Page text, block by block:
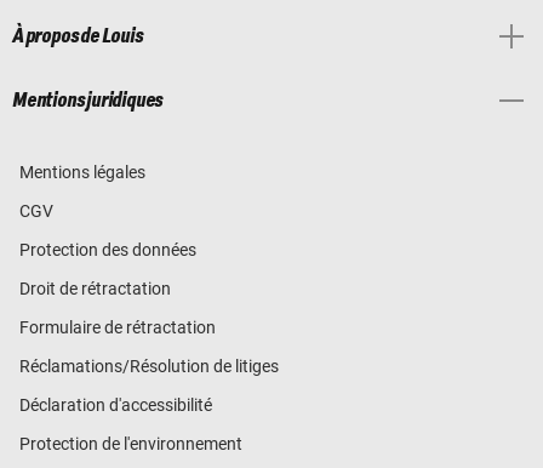
À propos de Louis
Mentions juridiques
Mentions légales
CGV
Protection des données
Droit de rétractation
Formulaire de rétractation
Réclamations/Résolution de litiges
Déclaration d'accessibilité
Protection de l'environnement